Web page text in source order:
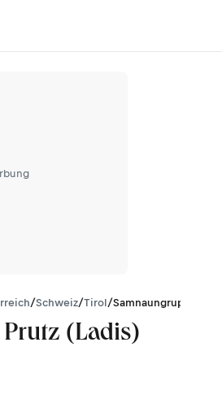
/Schweiz/Tirol/Samnaungruppe
(Ladis)